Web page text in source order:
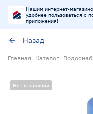
Нашим интернет-
удобнее пользоваться с
приложения!
Назад
Главная Каталог
Нет в наличии